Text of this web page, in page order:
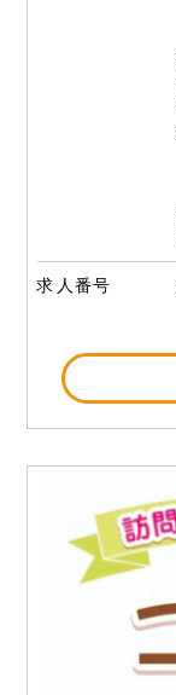
求人番号